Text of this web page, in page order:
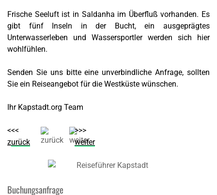
Frische Seeluft ist in Saldanha im Überfluß vorhanden. Es
gibt fünf Inseln in der Bucht, ein ausgeprägtes
Unterwasserleben und Wassersportler werden sich hier
wohlfühlen.
Senden Sie uns bitte eine unverbindliche Anfrage, sollten
Sie ein Reiseangebot für die Westküste wünschen.
Ihr Kapstadt.org Team
<<<
zurück
>>>
weiter
Buchungsanfrage